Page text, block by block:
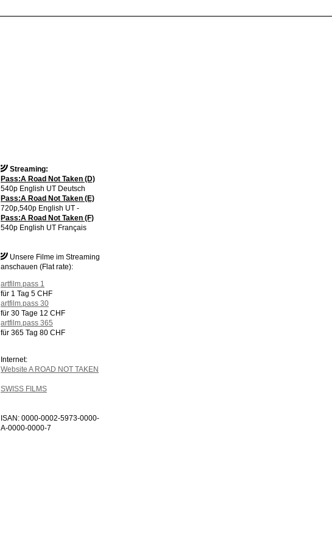
Streaming:
Pass:A Road Not Taken (D)
540p English UT Deutsch
Pass:A Road Not Taken (E)
720p,540p English UT -
Pass:A Road Not Taken (F)
540p English UT Français
Unsere Filme im Streaming
anschauen (Flat rate):
artfilm.pass 1
für 1 Tag 5 CHF
artfilm.pass 30
für 30 Tage 12 CHF
artfilm.pass 365
für 365 Tag 80 CHF
Internet:
Website A ROAD NOT TAKEN
SWISS FILMS
ISAN: 0000-0002-5973-0000-
A-0000-0000-7